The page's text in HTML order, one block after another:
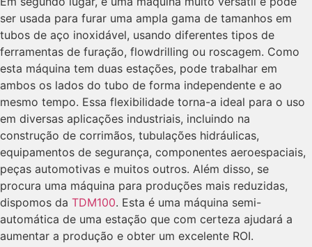
ser usada para furar uma ampla gama de tamanhos em
tubos de aço inoxidável, usando diferentes tipos de
ferramentas de furação, flowdrilling ou roscagem. Como
esta máquina tem duas estações, pode trabalhar em
ambos os lados do tubo de forma independente e ao
mesmo tempo. Essa flexibilidade torna-a ideal para o uso
em diversas aplicações industriais, incluindo na
construção de corrimãos, tubulações hidráulicas,
equipamentos de segurança, componentes aeroespaciais,
peças automotivas e muitos outros. Além disso, se
procura uma máquina para produções mais reduzidas,
dispomos da TDM100. Esta é uma máquina semi-
automática de uma estação que com certeza ajudará a
aumentar a produção e obter um excelente ROI.